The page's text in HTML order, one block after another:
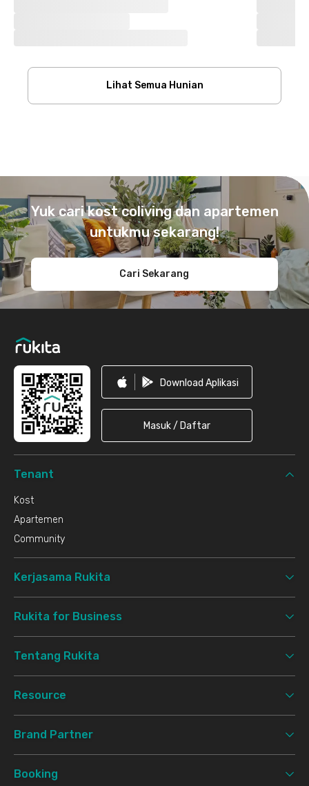
Lihat Semua Hunian
Yuk cari kost coliving dan apartemen
untukmu sekarang!
Cari Sekarang
Download Aplikasi
Masuk / Daftar
Tenant
Kost
Apartemen
Community
Kerjasama Rukita
Rukita for Business
Tentang Rukita
Resource
Brand Partner
Booking